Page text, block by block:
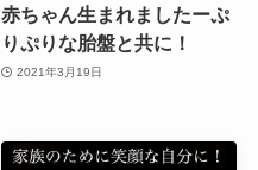
赤ちゃん生まれましたーぷ
りぷりな胎盤と共に！
2021年3月19日